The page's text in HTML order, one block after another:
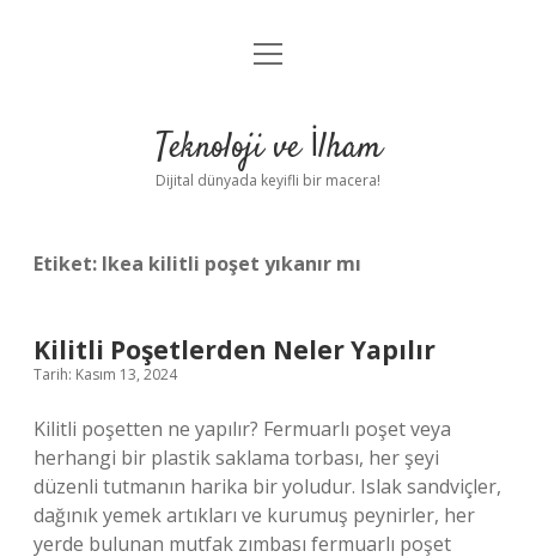
Anasayfa
Yasal Uyarı
menüyü
Teknoloji ve İlham
Dijital dünyada keyifli bir macera!
Etiket: Ikea kilitli poşet yıkanır mı
Kilitli Poşetlerden Neler Yapılır
Tarih: Kasım 13, 2024
Kilitli poşetten ne yapılır? Fermuarlı poşet veya
herhangi bir plastik saklama torbası, her şeyi
düzenli tutmanın harika bir yoludur. Islak sandviçler,
dağınık yemek artıkları ve kurumuş peynirler, her
yerde bulunan mutfak zımbası fermuarlı poşet